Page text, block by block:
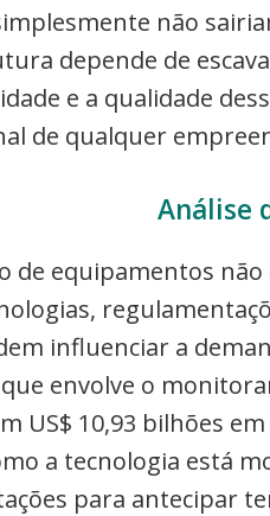
não
depende de
e a qualidade
de qualquer
Análise
de equipamentos
influenciar a
envolve o
US$ 10,93 bilhões
a tecnologia está
para antecipar